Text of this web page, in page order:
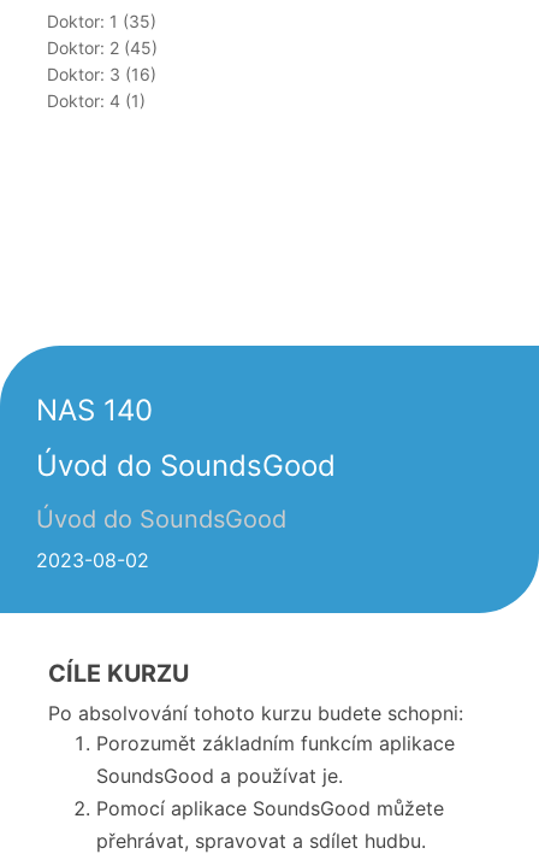
Doktor: 1 (35)
Doktor: 2 (45)
Doktor: 3 (16)
Doktor: 4 (1)
NAS 140
Úvod do SoundsGood
Úvod do SoundsGood
2023-08-02
CÍLE KURZU
Po absolvování tohoto kurzu budete schopni:
Porozumět základním funkcím aplikace
SoundsGood a používat je.
Pomocí aplikace SoundsGood můžete
přehrávat, spravovat a sdílet hudbu.